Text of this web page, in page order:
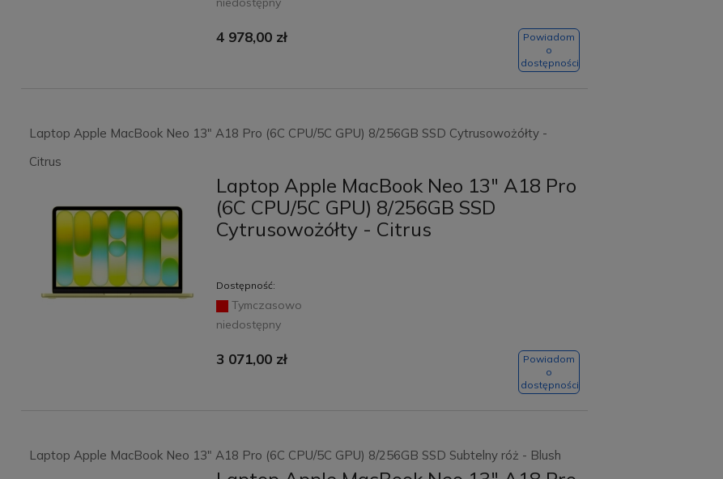
4 978,00 zł
Powiadom
o
dostępności
Laptop Apple MacBook Neo 13" A18 Pro (6C CPU/5C GPU) 8/256GB SSD Cytrusowożółty -
Citrus
Laptop Apple MacBook Neo 13" A18 Pro
(6C CPU/5C GPU) 8/256GB SSD
Cytrusowożółty - Citrus
Dostępność:
Tymczasowo
niedostępny
3 071,00 zł
Powiadom
o
dostępności
Laptop Apple MacBook Neo 13" A18 Pro (6C CPU/5C GPU) 8/256GB SSD Subtelny róż - Blush